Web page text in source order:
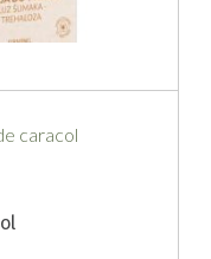
caracol